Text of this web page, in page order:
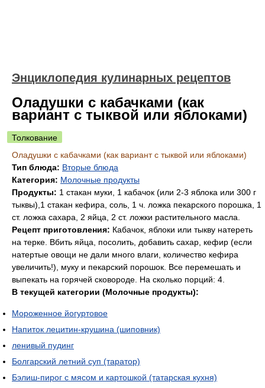
Энциклопедия кулинарных рецептов
Оладушки с кабачками (как
вариант с тыквой или яблоками)
Толкование
Оладушки с кабачками (как вариант с тыквой или яблоками)
Тип блюда: Вторые блюда
Категория: Молочные продукты
Продукты: 1 стакан муки, 1 кабачок (или 2-3 яблока или 300 г
тыквы),1 стакан кефира, соль, 1 ч. ложка пекарского порошка, 1
ст. ложка сахара, 2 яйца, 2 ст. ложки растительного масла.
Рецепт приготовления: Кабачок, яблоки или тыкву натереть
на терке. Вбить яйца, посолить, добавить сахар, кефир (если
натертые овощи не дали много влаги, количество кефира
увеличить!), муку и пекарский порошок. Все перемешать и
выпекать на горячей сковороде. На сколько порций: 4.
В текущей категории (Молочные продукты):
Мороженное йогуртовое
Напиток лецитин-крушина (шиповник)
ленивый пудинг
Болгарский летний суп (таратор)
Бэлиш-пирог с мясом и картошкой (татарская кухня)